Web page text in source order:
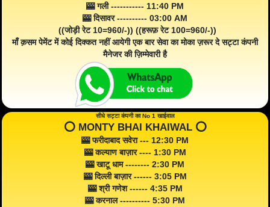
🎰 गली ----------- 11:40 PM
🎰 दिसावर ---------- 03:00 AM
((जोड़ी रेट 10=960/-)) ((हरूफ़ रेट 100=960/-))
माँ क़सम पेमेंट में कोई दिक्कत नहीं आयेगी एक बार सेवा का मोका ज़रूर दे सट्टा कंपनी
मैनेजर की ज़िम्मेवारी है
सीधे सट्टा कंपनी का No 1 खाईवाल
⭕️ MONTY BHAI KHAIWAL ⭕️
🎰 फरीदाबाद सवेरा --- 12:30 PM
🎰 कल्याण बाज़ार ---- 1:30 PM
🎰 खाटू धाम -------- 2:30 PM
🎰 दिल्ली बाज़ार ------ 3:05 PM
🎰 श्री गणेश ------ 4:35 PM
🎰 करनाल ---------- 5:30 PM